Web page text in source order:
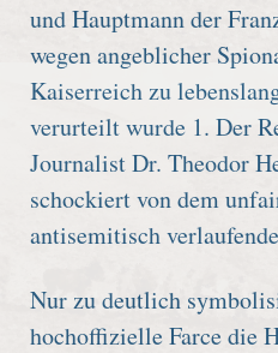
und Hauptmann der
wegen angeblicher
Kaiserreich zu
verurteilt wurde 1. Der
Journalist Dr. Theodor
schockiert von dem
antisemitisch
Nur zu deutlich
hochoffizielle Farce die